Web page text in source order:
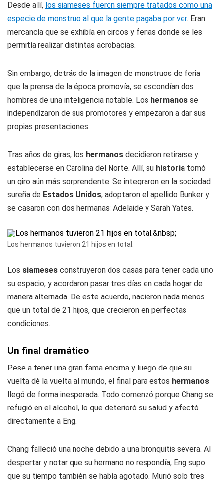
Desde allí, los siameses fueron siempre tratados como una
especie de monstruo al que la gente pagaba por ver. Eran
mercancía que se exhibía en circos y ferias donde se les
permitía realizar distintas acrobacias.
Sin embargo, detrás de la imagen de monstruos de feria
que la prensa de la época promovía, se escondían dos
hombres de una inteligencia notable. Los hermanos se
independizaron de sus promotores y empezaron a dar sus
propias presentaciones.
Tras años de giras, los hermanos decidieron retirarse y
establecerse en Carolina del Norte. Allí, su historia tomó
un giro aún más sorprendente. Se integraron en la sociedad
sureña de Estados Unidos, adoptaron el apellido Bunker y
se casaron con dos hermanas: Adelaide y Sarah Yates.
Los hermanos tuvieron 21 hijos en total.
Los siameses construyeron dos casas para tener cada uno
su espacio, y acordaron pasar tres días en cada hogar de
manera alternada. De este acuerdo, nacieron nada menos
que un total de 21 hijos, que crecieron en perfectas
condiciones.
Un final dramático
Pese a tener una gran fama encima y luego de que su
vuelta dé la vuelta al mundo, el final para estos hermanos
llegó de forma inesperada. Todo comenzó porque Chang se
refugió en el alcohol, lo que deterioró su salud y afectó
directamente a Eng.
Chang falleció una noche debido a una bronquitis severa. Al
despertar y notar que su hermano no respondía, Eng supo
que su tiempo también se había agotado. Murió solo tres